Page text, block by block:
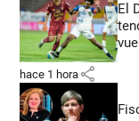
El
hace 1 hora share